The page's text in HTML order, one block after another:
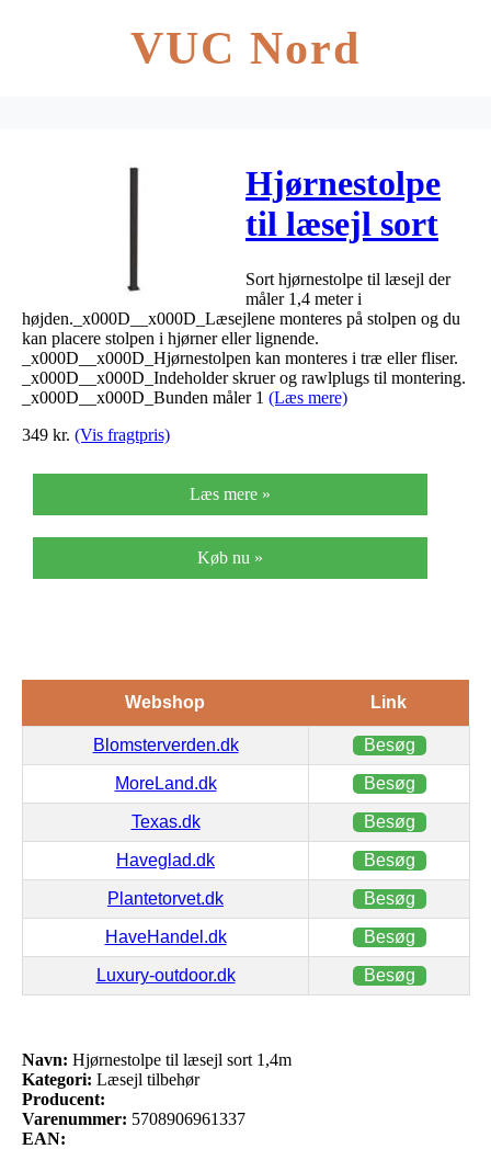
VUC Nord
Hjørnestolpe
til læsejl sort
1,4m
Sort hjørnestolpe til læsejl der
måler 1,4 meter i
højden._x000D__x000D_Læsejlene monteres på stolpen og du
kan placere stolpen i hjørner eller lignende.
_x000D__x000D_Hjørnestolpen kan monteres i træ eller fliser.
_x000D__x000D_Indeholder skruer og rawlplugs til montering.
_x000D__x000D_Bunden måler 1 (Læs mere)
349 kr. (Vis fragtpris)
Læs mere »
Køb nu »
Webshop Link
Blomsterverden.dk Besøg
MoreLand.dk Besøg
Texas.dk Besøg
Haveglad.dk Besøg
Plantetorvet.dk Besøg
HaveHandel.dk Besøg
Luxury-outdoor.dk Besøg
Navn: Hjørnestolpe til læsejl sort 1,4m
Kategori: Læsejl tilbehør
Producent:
Varenummer: 5708906961337
EAN: